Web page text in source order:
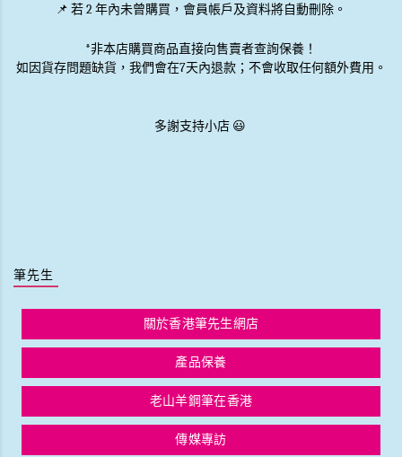
📌 若 2 年內未曾購買，會員帳戶及資料將自動刪除。
*非本店購買商品直接向售賣者查詢保養！
如因貨存問題缺貨，我們會在7天內退款；不會收取任何額外費用。
多謝支持小店 😃
筆先生
關於香港筆先生網店
產品保養
老山羊鋼筆在香港
傳媒專訪